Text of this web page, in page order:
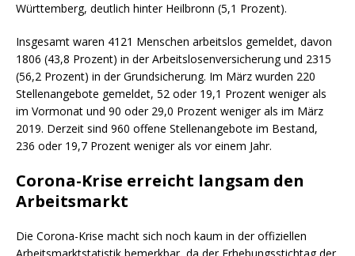
Württemberg, deutlich hinter Heilbronn (5,1 Prozent).
Insgesamt waren 4121 Menschen arbeitslos gemeldet, davon
1806 (43,8 Prozent) in der Arbeitslosenversicherung und 2315
(56,2 Prozent) in der Grundsicherung. Im März wurden 220
Stellenangebote gemeldet, 52 oder 19,1 Prozent weniger als
im Vormonat und 90 oder 29,0 Prozent weniger als im März
2019. Derzeit sind 960 offene Stellenangebote im Bestand,
236 oder 19,7 Prozent weniger als vor einem Jahr.
Corona-Krise erreicht langsam den
Arbeitsmarkt
Die Corona-Krise macht sich noch kaum in der offiziellen